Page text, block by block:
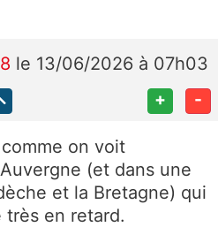
le 13/06/2026 à 07h03
+ -
on voit
(et dans une
et la Bretagne) qui
très en retard.